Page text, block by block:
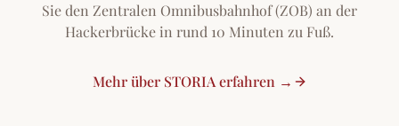
Sie den Zentralen Omnibusbahnhof (ZOB) an der
Hackerbrücke in rund 10 Minuten zu Fuß.
Mehr über STORIA erfahren →